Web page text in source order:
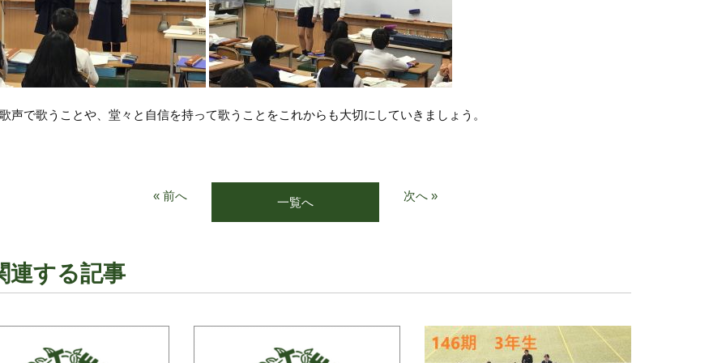
声で歌うことや、堂々と自信を持って歌うことをこれからも大切にしていきましょう。
« 前へ 一覧へ 次へ »
連する記事